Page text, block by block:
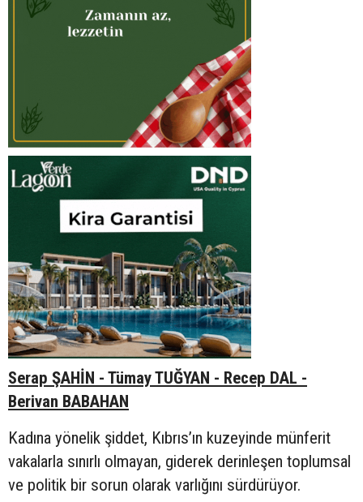
Serap ŞAHİN - Tümay TUĞYAN - Recep DAL -
Berivan BABAHAN
Kadına yönelik şiddet, Kıbrıs’ın kuzeyinde münferit
vakalarla sınırlı olmayan, giderek derinleşen toplumsal
ve politik bir sorun olarak varlığını sürdürüyor.